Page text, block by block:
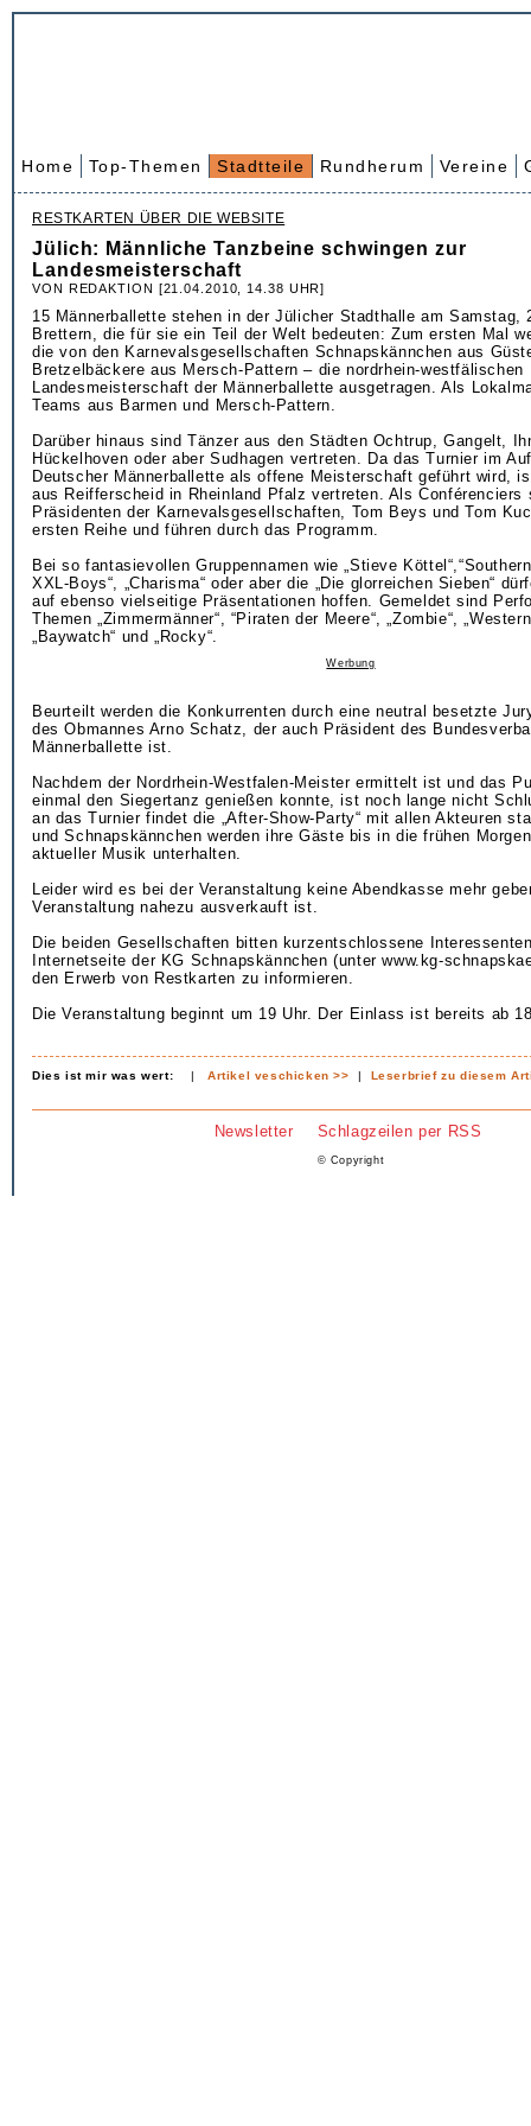
Home Top-Themen Stadtteile Rundherum Vereine
RESTKARTEN ÜBER DIE WEBSITE
Jülich: Männliche Tanzbeine schwingen zur
Landesmeisterschaft
VON REDAKTION [21.04.2010, 14.38 UHR]
15 Männerballette stehen in der Jülicher Stadthalle am Samstag,
Brettern, die für sie ein Teil der Welt bedeuten: Zum ersten Mal
die von den Karnevalsgesellschaften Schnapskännchen aus
Bretzelbäckere aus Mersch-Pattern – die nordrhein-westfälischen
Landesmeisterschaft der Männerballette ausgetragen. Als
Teams aus Barmen und Mersch-Pattern.
Darüber hinaus sind Tänzer aus den Städten Ochtrup, Gangelt,
Hückelhoven oder aber Sudhagen vertreten. Da das Turnier im
Deutscher Männerballette als offene Meisterschaft geführt wird,
aus Reifferscheid in Rheinland Pfalz vertreten. Als Conférenciers
Präsidenten der Karnevalsgesellschaften, Tom Beys und Tom
ersten Reihe und führen durch das Programm.
Bei so fantasievollen Gruppennamen wie „Stieve
XXL-Boys“, „Charisma“ oder aber die „Die glorreichen Sieben“
auf ebenso vielseitige Präsentationen hoffen. Gemeldet sind
Themen „Zimmermänner“, “Piraten der Meere“, „Zombie“,
„Baywatch“ und „Rocky“.
Werbung
Beurteilt werden die Konkurrenten durch eine neutral besetzte
des Obmannes Arno Schatz, der auch Präsident des
Männerballette ist.
Nachdem der Nordrhein-Westfalen-Meister ermittelt ist und das
einmal den Siegertanz genießen konnte, ist noch lange nicht
an das Turnier findet die „After-Show-Party“ mit allen Akteuren
und Schnapskännchen werden ihre Gäste bis in die frühen
aktueller Musik unterhalten.
Leider wird es bei der Veranstaltung keine Abendkasse mehr
Veranstaltung nahezu ausverkauft ist.
Die beiden Gesellschaften bitten kurzentschlossene
Internetseite der KG Schnapskännchen (unter www.kg-
den Erwerb von Restkarten zu informieren.
Die Veranstaltung beginnt um 19 Uhr. Der Einlass ist bereits ab
Dies ist mir was wert: |Artikel veschicken >> | Leserbrief zu diesem
Newsletter Schlagzeilen per RSS
© Copyright